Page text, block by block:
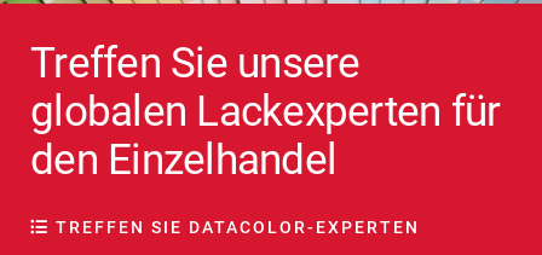
Treffen Sie unsere
globalen Lackexperten für
den Einzelhandel
TREFFEN SIE DATACOLOR-EXPERTEN